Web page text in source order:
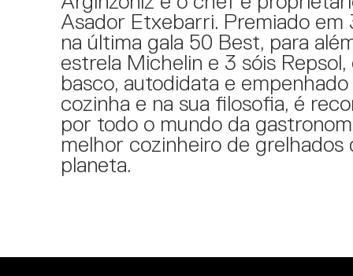
Asador Etxebarri. Premiado em
na última gala 50 Best, para
estrela Michelin e 3 sóis
basco, autodidata e empenhado
cozinha e na sua filosofia, é
por todo o mundo da
melhor cozinheiro de grelhados
planeta.